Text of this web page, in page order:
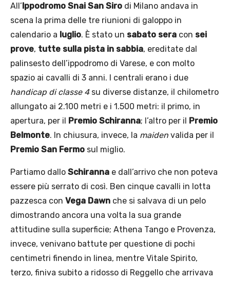
All’Ippodromo Snai San Siro di Milano andava in
scena la prima delle tre riunioni di galoppo in
calendario a luglio. È stato un sabato sera con sei
prove, tutte sulla pista in sabbia, ereditate dal
palinsesto dell’ippodromo di Varese, e con molto
spazio ai cavalli di 3 anni. I centrali erano i due
handicap di classe 4su diverse distanze, il chilometro
allungato ai 2.100 metri e i 1.500 metri: il primo, in
apertura, per il Premio Schiranna; l’altro per il Premio
Belmonte. In chiusura, invece, la maiden valida per il
Premio San Fermo sul miglio.
Partiamo dallo Schiranna e dall’arrivo che non poteva
essere più serrato di così. Ben cinque cavalli in lotta
pazzesca con Vega Dawn che si salvava di un pelo
dimostrando ancora una volta la sua grande
attitudine sulla superficie; Athena Tango e Provenza,
invece, venivano battute per questione di pochi
centimetri finendo in linea, mentre Vitale Spirito,
terzo, finiva subito a ridosso di Reggello che arrivava